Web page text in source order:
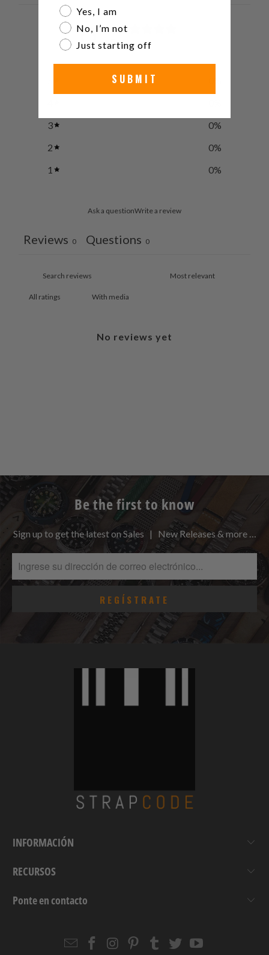
0 / 50 reviews
3
0%
2
0%
1
0%
Ask a questionWrite a review
Reviews 0 Questions 0
With media
No reviews yet
Be the first to know
Sign up to get the latest on Sales | New Releases & more …
INFORMACIÓN
RECURSOS
Ponte en contacto
EmailStrapcode
Strapcode
Strapcode
Strapcode
Strapcode
Are you a watch collector?
Yes, I am
No, I’m not
Just starting off
SUBMIT